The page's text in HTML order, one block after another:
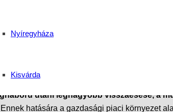
Nyíregyháza
Kisvárda
a Telegdi
utáni legnagyobb visszaesése, a
Ennek hatására a gazdasági piaci környezet